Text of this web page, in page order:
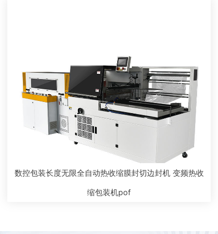
数控包装长度无限全自动热收缩膜封切边封机 变频热收
缩包装机pof